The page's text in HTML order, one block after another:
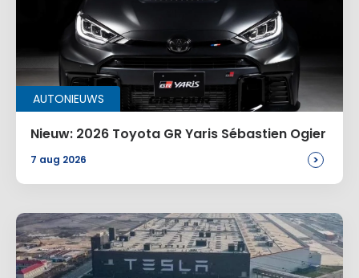
AUTONIEUWS
Nieuw: 2026 Toyota GR Yaris Sébastien Ogier
7 aug 2026 >